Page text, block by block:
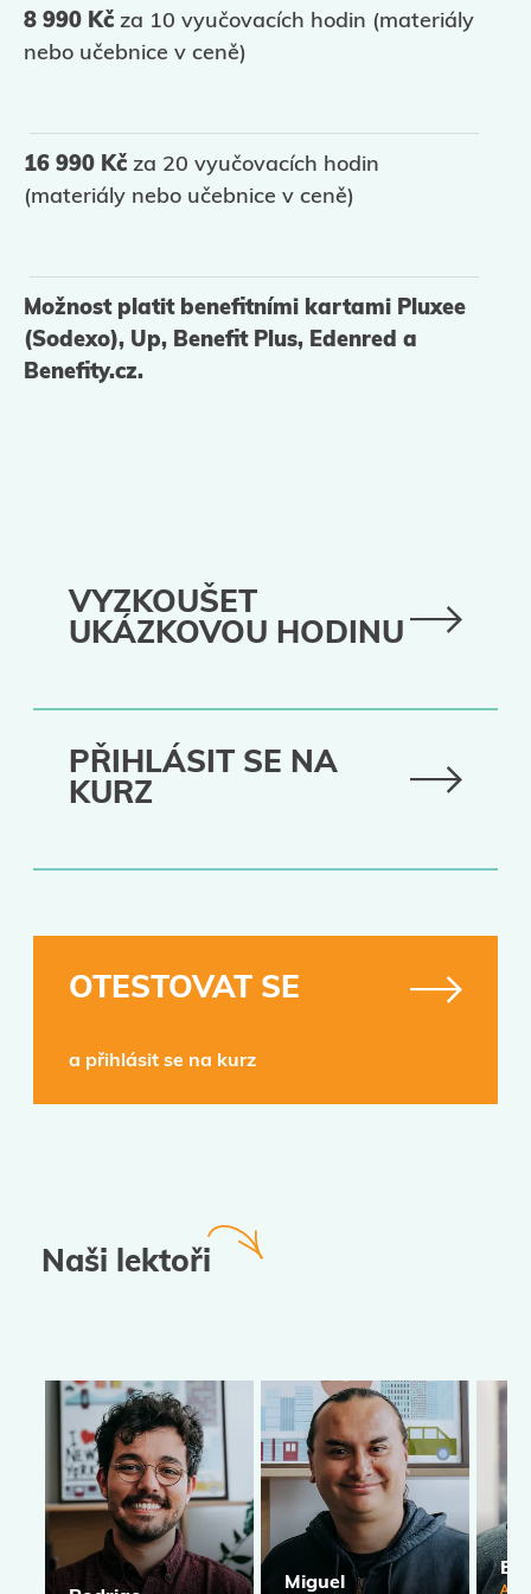
8 990 Kč za 10 vyučovacích hodin (materiály
nebo učebnice v ceně)
16 990 Kč za 20 vyučovacích hodin
(materiály nebo učebnice v ceně)
Možnost platit benefitními kartami Pluxee
(Sodexo), Up, Benefit Plus, Edenred a
Benefity.cz.
VYZKOUŠET
UKÁZKOVOU HODINU
PŘIHLÁSIT SE NA
KURZ
OTESTOVAT SE
a přihlásit se na kurz
Naši lektoři
Miguel